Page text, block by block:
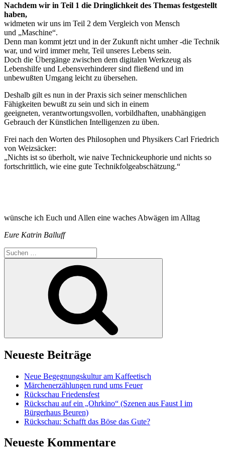
Nachdem wir in Teil 1 die Dringlichkeit des Themas festgestellt
haben,
widmeten wir uns im Teil 2 dem Vergleich von Mensch
und „Maschine“.
Denn man kommt jetzt und in der Zukunft nicht umher -die Technik
war, und wird immer mehr, Teil unseres Lebens sein.
Doch die Übergänge zwischen dem digitalen Werkzeug als
Lebenshilfe und Lebensverhinderer sind fließend und im
unbewußten Umgang leicht zu übersehen.
Deshalb gilt es nun in der Praxis sich seiner menschlichen
Fähigkeiten bewußt zu sein und sich in einem
geeigneten, verantwortungsvollen, vorbildhaften, unabhängigen
Gebrauch der Künstlichen Intelligenzen zu üben.
Frei nach den Worten des Philosophen und Physikers Carl Friedrich
von Weizsäcker:
„Nichts ist so überholt, wie naive Technickeuphorie und nichts so
fortschrittlich, wie eine gute Technikfolgeabschätzung.“
wünsche ich Euch und Allen eine waches Abwägen im Alltag
Eure Katrin Balluff
Suchen
nach:
Neueste Beiträge
Neue Begegnungskultur am Kaffeetisch
Märchenerzählungen rund ums Feuer
Rückschau Friedensfest
Rückschau auf ein „Ohrkino“ (Szenen aus Faust I im
Bürgerhaus Beuren)
Rückschau: Schafft das Böse das Gute?
Neueste Kommentare